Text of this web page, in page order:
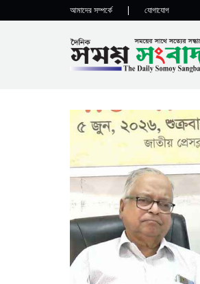
আমাদের সম্পর্কে | যোগাযোগ